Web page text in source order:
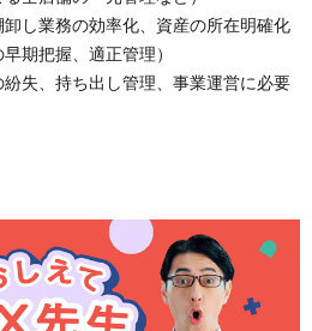
し業務の効率化、資産の所在明確化
期把握、適正管理）
失、持ち出し管理、事業運営に必要